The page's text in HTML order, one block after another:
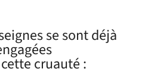
se sont déjà
cruauté :